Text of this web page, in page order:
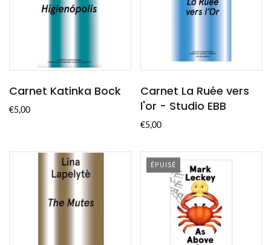
Carnet Katinka Bock
€5,00
Carnet La Ruée vers
l'or - Studio EBB
€5,00
ÉPUISÉ